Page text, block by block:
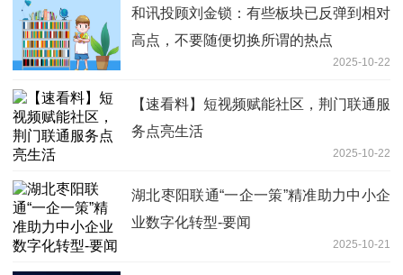
和讯投顾刘金锁：有些板块已反弹到相对
高点，不要随便切换所谓的热点
2025-10-22
【速看料】短视频赋能社区，荆门联通服
务点亮生活
2025-10-22
湖北枣阳联通“一企一策”精准助力中小企
业数字化转型-要闻
2025-10-21